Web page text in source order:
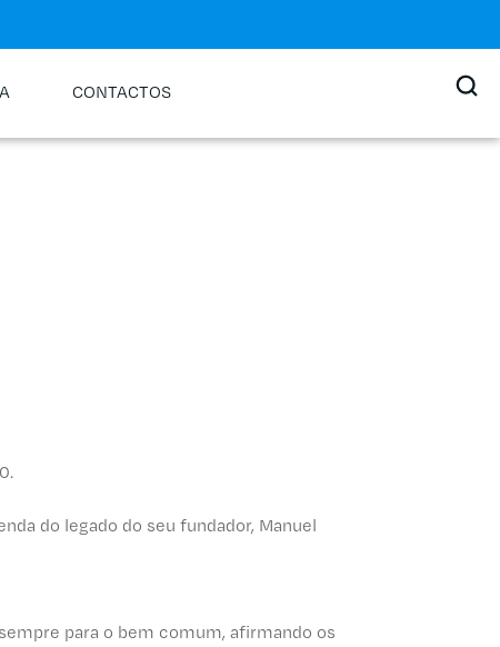
CONTACTOS
do legado do seu fundador, Manuel
para o bem comum, afirmando os